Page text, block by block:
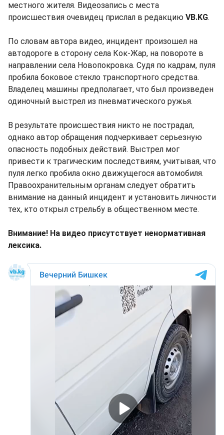
местного жителя. Видеозапись с места
происшествия очевидец прислал в редакцию VB.KG.
По словам автора видео, инцидент произошел на
автодороге в сторону села Кок-Жар, на повороте в
направлении села Новопокровка. Судя по кадрам, пуля
пробила боковое стекло транспортного средства.
Владелец машины предполагает, что был произведен
одиночный выстрел из пневматического ружья.
В результате происшествия никто не пострадал,
однако автор обращения подчеркивает серьезную
опасность подобных действий. Выстрел мог
привести к трагическим последствиям, учитывая, что
пуля легко пробила окно движущегося автомобиля.
Правоохранительным органам следует обратить
внимание на данный инцидент и установить личности
тех, кто открыл стрельбу в общественном месте.
Внимание! На видео присутствует ненормативная
лексика.